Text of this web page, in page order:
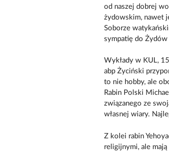
od naszej dobrej
żydowskim, nawet
Soborze
sympatię do Żydów
Wykłady w KUL,
abp Życiński
to nie hobby, ale
Rabin Polski
związanego ze
własnej wiary.
Z kolei rabin
religijnymi, ale